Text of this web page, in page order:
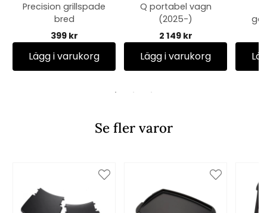
Precision grillspade
bred
399 kr
Lägg i varukorg
Q portabel vagn
(2025-)
2 149 kr
Lägg i varukorg
Se fler varor